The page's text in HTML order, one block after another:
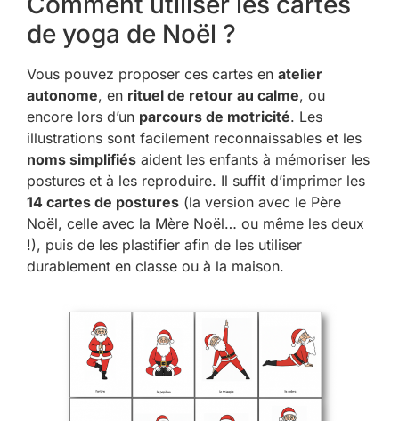
de yoga de Noël ?
Vous pouvez proposer ces cartes en atelier
autonome, en rituel de retour au calme, ou
encore lors d’un parcours de motricité. Les
illustrations sont facilement reconnaissables et les
noms simplifiés aident les enfants à mémoriser les
postures et à les reproduire. Il suffit d’imprimer les
14 cartes de postures (la version avec le Père
Noël, celle avec la Mère Noël… ou même les deux
!), puis de les plastifier afin de les utiliser
durablement en classe ou à la maison.